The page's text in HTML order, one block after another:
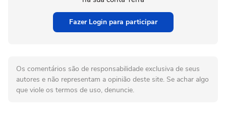
Fazer Login para participar
Os comentários são de responsabilidade exclusiva de seus
autores e não representam a opinião deste site. Se achar algo
que viole os termos de uso, denuncie.